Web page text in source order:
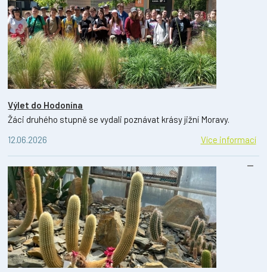
Výlet do Hodonína
Žáci druhého stupně se vydali poznávat krásy jižní Moravy.
12.06.2026
Více informací